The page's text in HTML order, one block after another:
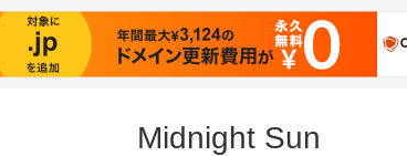
Midnight Sun